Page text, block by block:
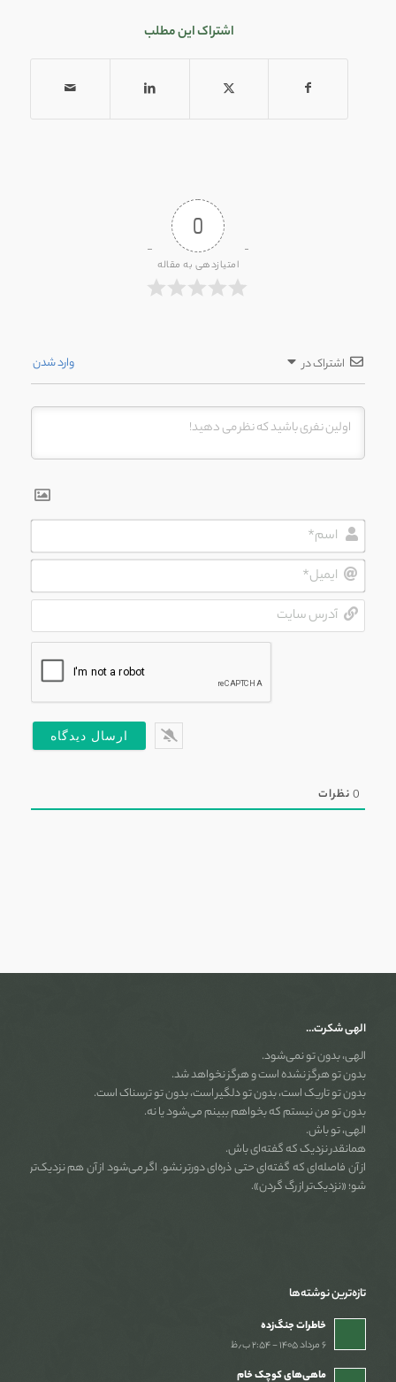
اشتراک این مطلب
0
امتیازدهی به مقاله
اشتراک در وارد شدن
اسم*
ایمیل*
0نظرات
الهی شکرت…
الهی، بدون تو نمی‌شود.
بدون تو هرگز نشده است و هرگز نخواهد شد.
بدون تو تاریک است، بدون تو دلگیر است، بدون تو ترسناک است.
بدون تو من نیستم که بخواهم ببینم می‌شود یا نه.
الهی، تو باش.
همانقدر نزدیک که گفته‌ای باش.
از آن فاصله‌ای که گفته‌ای حتی ذره‌ای دورتر نشو. اگر می‌شود از آن هم نزدیک‌تر
شو؛ «نزدیک‌تر از رگ گردن».
تازه‌ترین نوشته‌ها
خاطرات جنگ‌‌زده
۶ مرداد ۱۴۰۵ - ۲:۵۴ ب٫ظ
ماهی‌های کوچک خام